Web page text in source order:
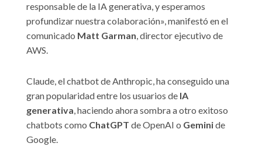
responsable de la IA generativa, y esperamos
profundizar nuestra colaboración», manifestó en el
comunicado Matt Garman, director ejecutivo de
AWS.
Claude, el chatbot de Anthropic, ha conseguido una
gran popularidad entre los usuarios de IA
generativa, haciendo ahora sombra a otro exitoso
chatbots como ChatGPT de OpenAI o Geminide
Google.